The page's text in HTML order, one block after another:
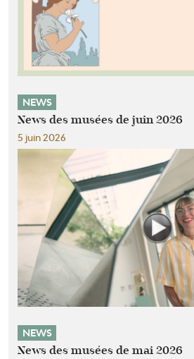
NEWS
News des musées de juin 2026
5 juin 2026
NEWS
News des musées de mai 2026